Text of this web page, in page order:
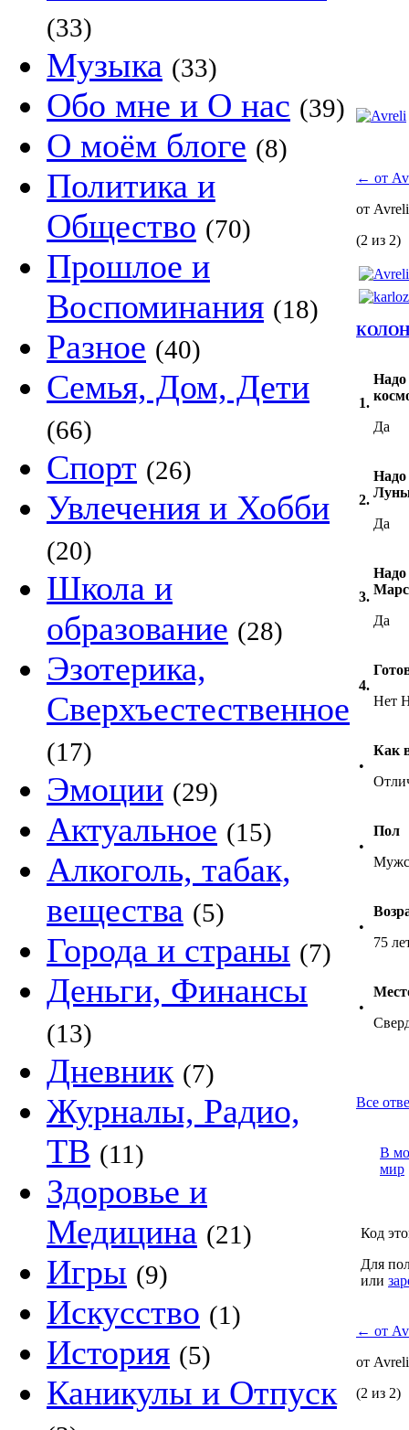
(33)
Музыка (33)
Обо мне и О нас (39)
О моём блоге (8)
Политика и
Общество (70)
Прошлое и
Воспоминания (18)
Разное (40)
Семья, Дом, Дети
(66)
Спорт (26)
Увлечения и Хобби
(20)
Школа и
образование (28)
Эзотерика,
Сверхъестественное
(17)
Эмоции (29)
Актуальное (15)
Алкоголь, табак,
вещества (5)
Города и страны (7)
Деньги, Финансы
(13)
Дневник (7)
Журналы, Радио,
ТВ (11)
Здоровье и
Медицина (21)
Игры (9)
Искусство (1)
История (5)
Каникулы и Отпуск
← от
от
(2 из 2)
1.
Надо
Да
2.
Надо
Да
3.
Надо
Да
4.
Нет
•
Как
•
Пол
•
75
•
Все
В
мир
Код
Для
или
← от
от
(2 из 2)